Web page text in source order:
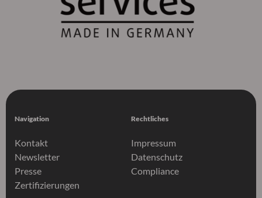
Navigation
Kontakt
Newsletter
Presse
Zertifizierungen
Rechtliches
Impressum
Datenschutz
Compliance